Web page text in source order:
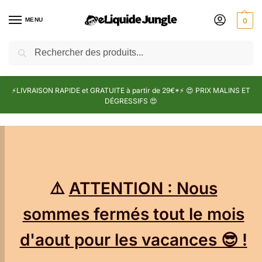
MENU 0
⚡LIVRAISON RAPIDE et GRATUITE à partir de 29€*⚡ 😍 PRIX MALINS ET
DÉGRESSIFS 😍
⚠️ ATTENTION : Nous
sommes fermés tout le mois
d'aout pour les vacances 😎 !